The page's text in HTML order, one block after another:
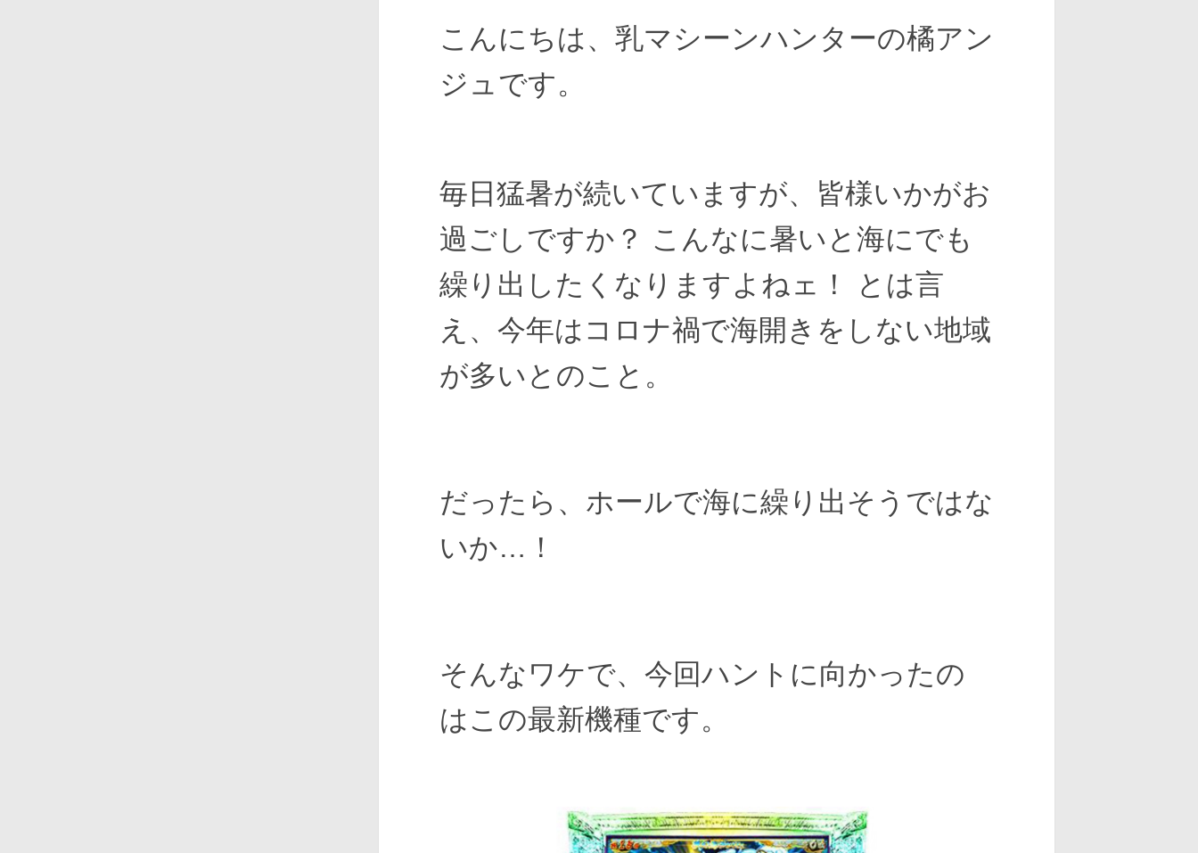
こんにちは、乳マシーンハンターの橘アン
ジュです。
毎日猛暑が続いていますが、皆様いかがお
過ごしですか？ こんなに暑いと海にでも
繰り出したくなりますよねェ！ とは言
え、今年はコロナ禍で海開きをしない地域
が多いとのこと。
だったら、ホールで海に繰り出そうではな
いか…！
そんなワケで、今回ハントに向かったの
はこの最新機種です。